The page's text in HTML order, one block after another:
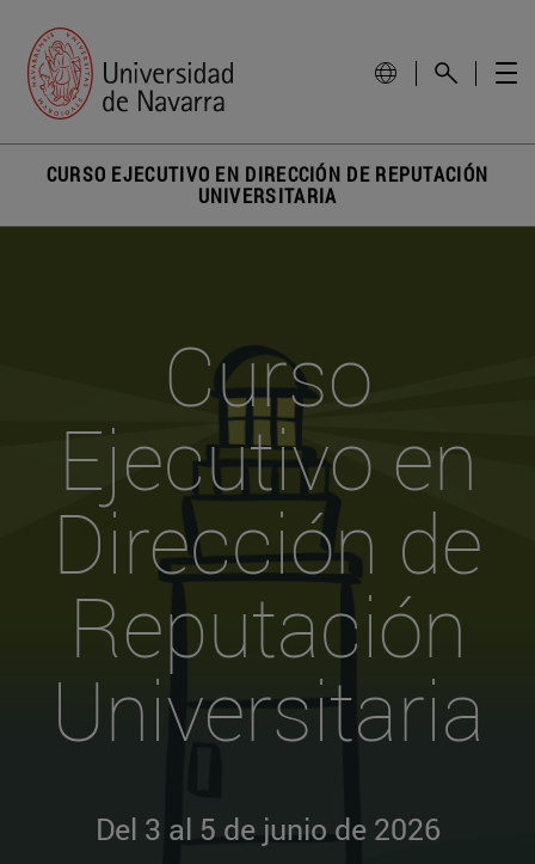
CURSO EJECUTIVO EN DIRECCIÓN DE REPUTACIÓN
UNIVERSITARIA
Curso
Ejecutivo en
Dirección de
Reputación
Universitaria
Del 3 al 5 de junio de 2026